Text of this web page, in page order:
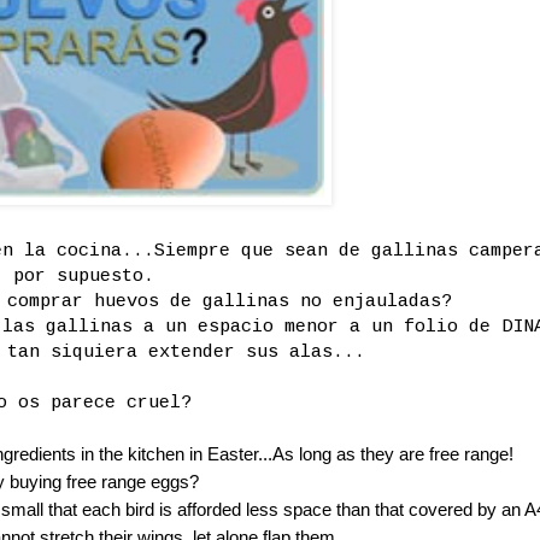
la cocina...Siempre que sean de gallinas
por supuesto.
huevos de gallinas no enjauladas?
gallinas a un espacio menor a un folio de
siquiera extender sus alas...
os parece cruel?
in the kitchen in Easter...As long as they are free range!
buying free range eggs?
that each bird is afforded less space than that covered by an